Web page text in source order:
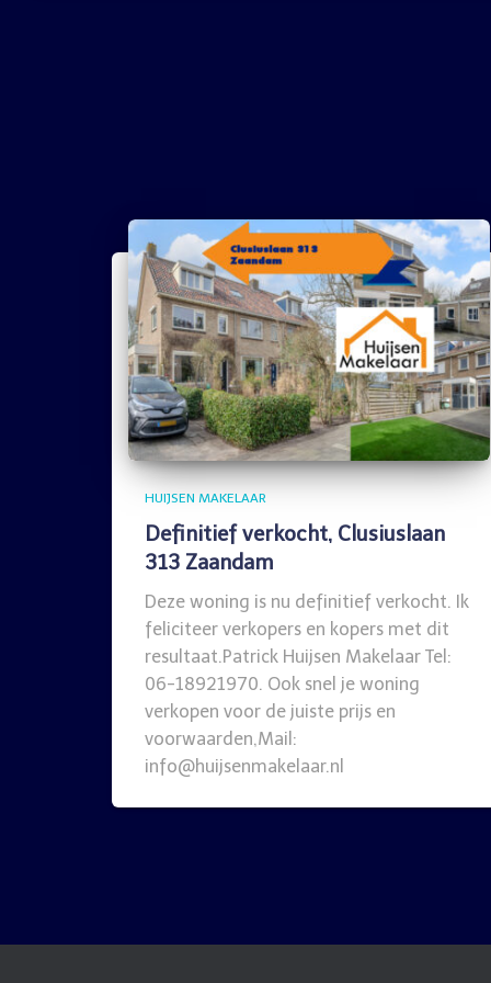
HUIJSEN MAKELAAR
Definitief verkocht, Clusiuslaan
313 Zaandam
Deze woning is nu definitief verkocht. Ik
feliciteer verkopers en kopers met dit
resultaat.Patrick Huijsen Makelaar Tel:
06-18921970. Ook snel je woning
verkopen voor de juiste prijs en
voorwaarden,Mail:
info@huijsenmakelaar.nl